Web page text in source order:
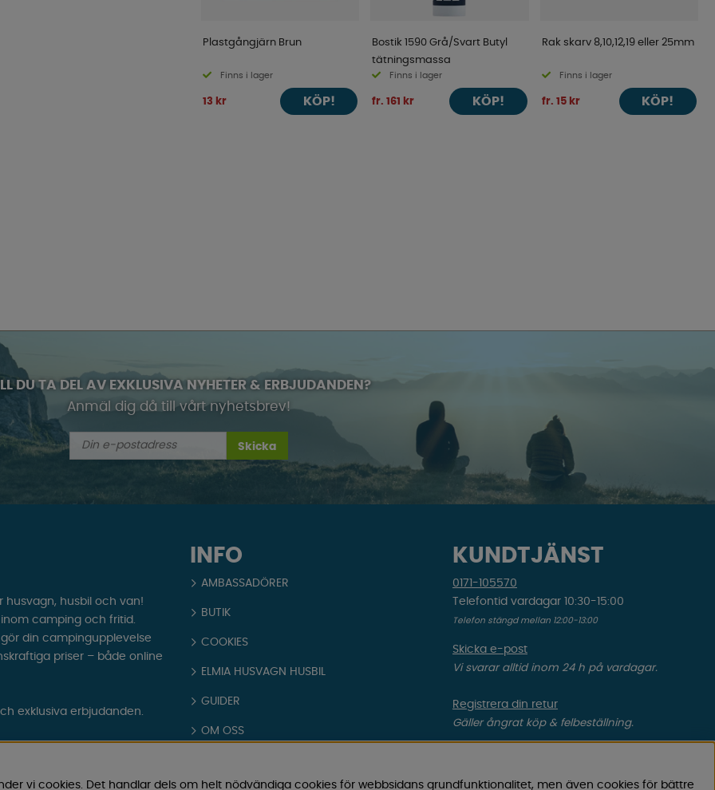
Plastgångjärn Brun
Finns i lager
13 kr KÖP!
Bostik 1590 Grå/Svart Butyl
tätningsmassa
Finns i lager
fr. 161 kr KÖP!
Rak skarv 8,10,12,19 eller 25mm
Finns i lager
fr. 15 kr KÖP!
DU TA DEL AV EXKLUSIVA NYHETER & ERBJUDANDEN?
Anmäl dig då till vårt nyhetsbrev!
Skicka
INFO
AMBASSADÖRER
BUTIK
COOKIES
ELMIA HUSVAGN HUSBIL
GUIDER
OM OSS
KUNDTJÄNST
0171-105570
Telefontid vardagar 10:30-15:00
Telefon stängd mellan 12:00-13:00
Skicka e-post
Vi svarar alltid inom 24 h på vardagar.
Registrera din retur
Gäller ångrat köp & felbeställning.
Gäller defekt vara, transportskada etc.
husvagn, husbil och van!
camping och fritid.
din campingupplevelse
priser – både online
exklusiva erbjudanden.
vi cookies. Det handlar dels om helt nödvändiga cookies för webbsidans grundfunktionalitet, men även cookies för bättre